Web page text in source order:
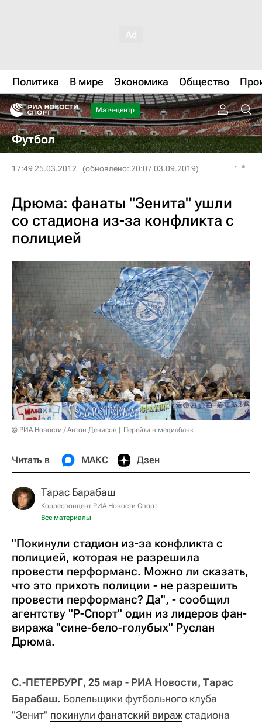
Политика В мире Экономика Общество
Матч-центр
Футбол
17:49 25.03.2012 (обновлено: 20:07 03.09.2019)
Дрюма: фанаты "Зенита" ушли
со стадиона из-за конфликта с
полицией
© РИА Новости / Антон Денисов Перейти в медиабанк
Читать в МАКС Дзен
Тарас Барабаш
Корреспондент РИА Новости Спорт
Все материалы
"Покинули стадион из-за конфликта с
полицией, которая не разрешила
провести перформанс. Можно ли сказать,
что это прихоть полиции - не разрешить
провести перформанс? Да", - сообщил
агентству "Р-Спорт" один из лидеров фан-
виража "сине-бело-голубых" Руслан
Дрюма.
С.-ПЕТЕРБУРГ, 25 мар - РИА Новости, Тарас
Барабаш. Болельщики футбольного клуба
"Зенит" покинули фанатский виражстадиона